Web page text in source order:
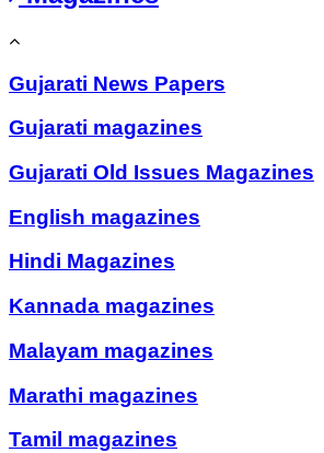
Gujarati News Papers
Gujarati magazines
Gujarati Old Issues Magazines
English magazines
Hindi Magazines
Kannada magazines
Malayam magazines
Marathi magazines
Tamil magazines